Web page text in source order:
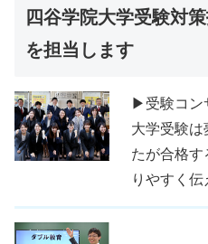
四谷学院大学受験対
を担当します
▶受験コン
大学受験は
たが合格
りやすく伝